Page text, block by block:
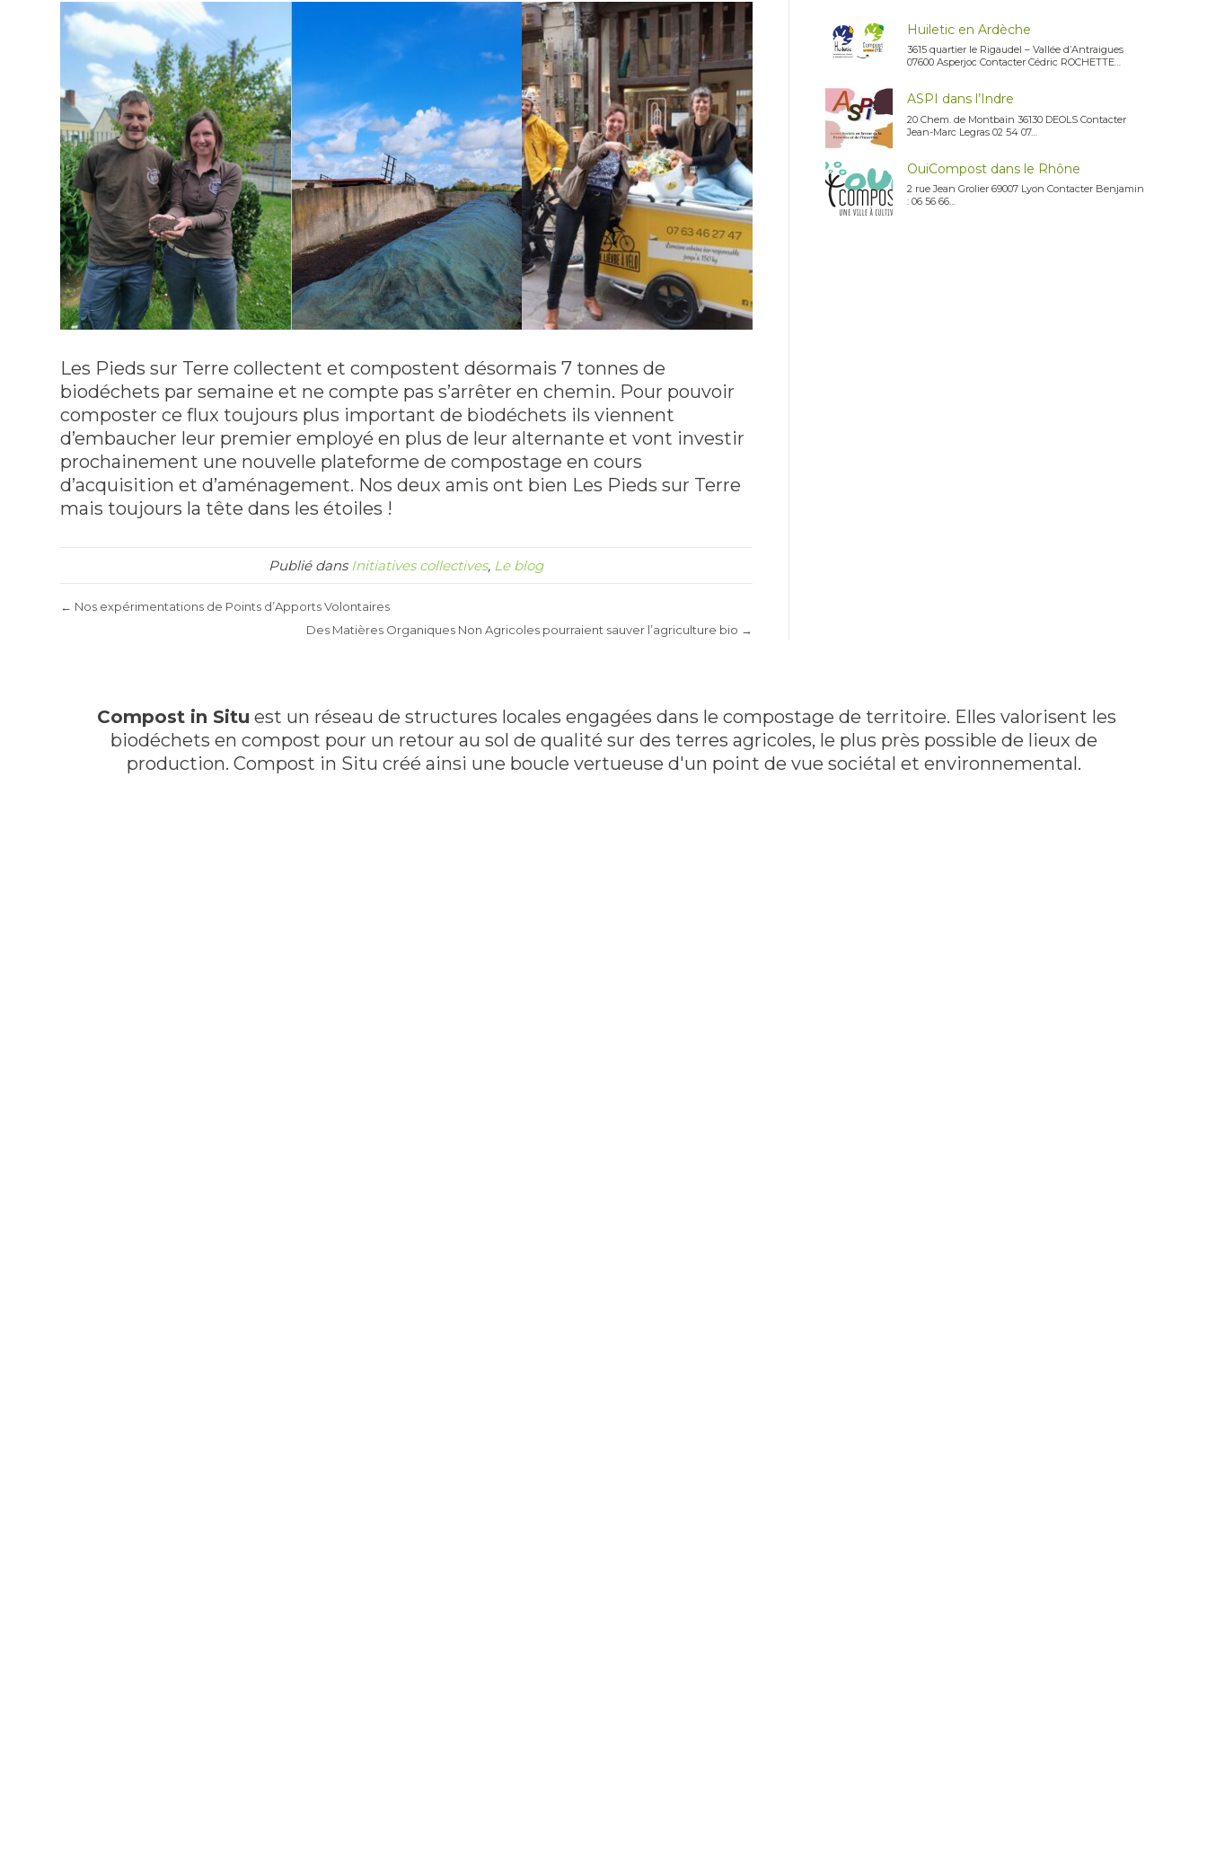
Les Pieds sur Terre collectent et compostent désormais 7 tonnes de
biodéchets par semaine et ne compte pas s’arrêter en chemin. Pour pouvoir
composter ce flux toujours plus important de biodéchets ils viennent
d’embaucher leur premier employé en plus de leur alternante et vont investir
prochainement une nouvelle plateforme de compostage en cours
d’acquisition et d’aménagement. Nos deux amis ont bien Les Pieds sur Terre
mais toujours la tête dans les étoiles !
Publié dans Initiatives collectives, Le blog
← Nos expérimentations de Points d’Apports Volontaires
Des Matières Organiques Non Agricoles pourraient sauver l’agriculture bio →
Huiletic en Ardèche
3615 quartier le Rigaudel – Vallée d’Antraigues
07600 Asperjoc Contacter Cédric ROCHETTE…
ASPI dans l’Indre
20 Chem. de Montbain 36130 DEOLS Contacter
Jean-Marc Legras 02 54 07…
OuiCompost dans le Rhône
2 rue Jean Grolier 69007 Lyon Contacter Benjamin
: 06 56 66…
Compost in Situ est un réseau de structures locales engagées dans le compostage de territoire. Elles valorisent les
biodéchets en compost pour un retour au sol de qualité sur des terres agricoles, le plus près possible de lieux de
production. Compost in Situ créé ainsi une boucle vertueuse d'un point de vue sociétal et environnemental.